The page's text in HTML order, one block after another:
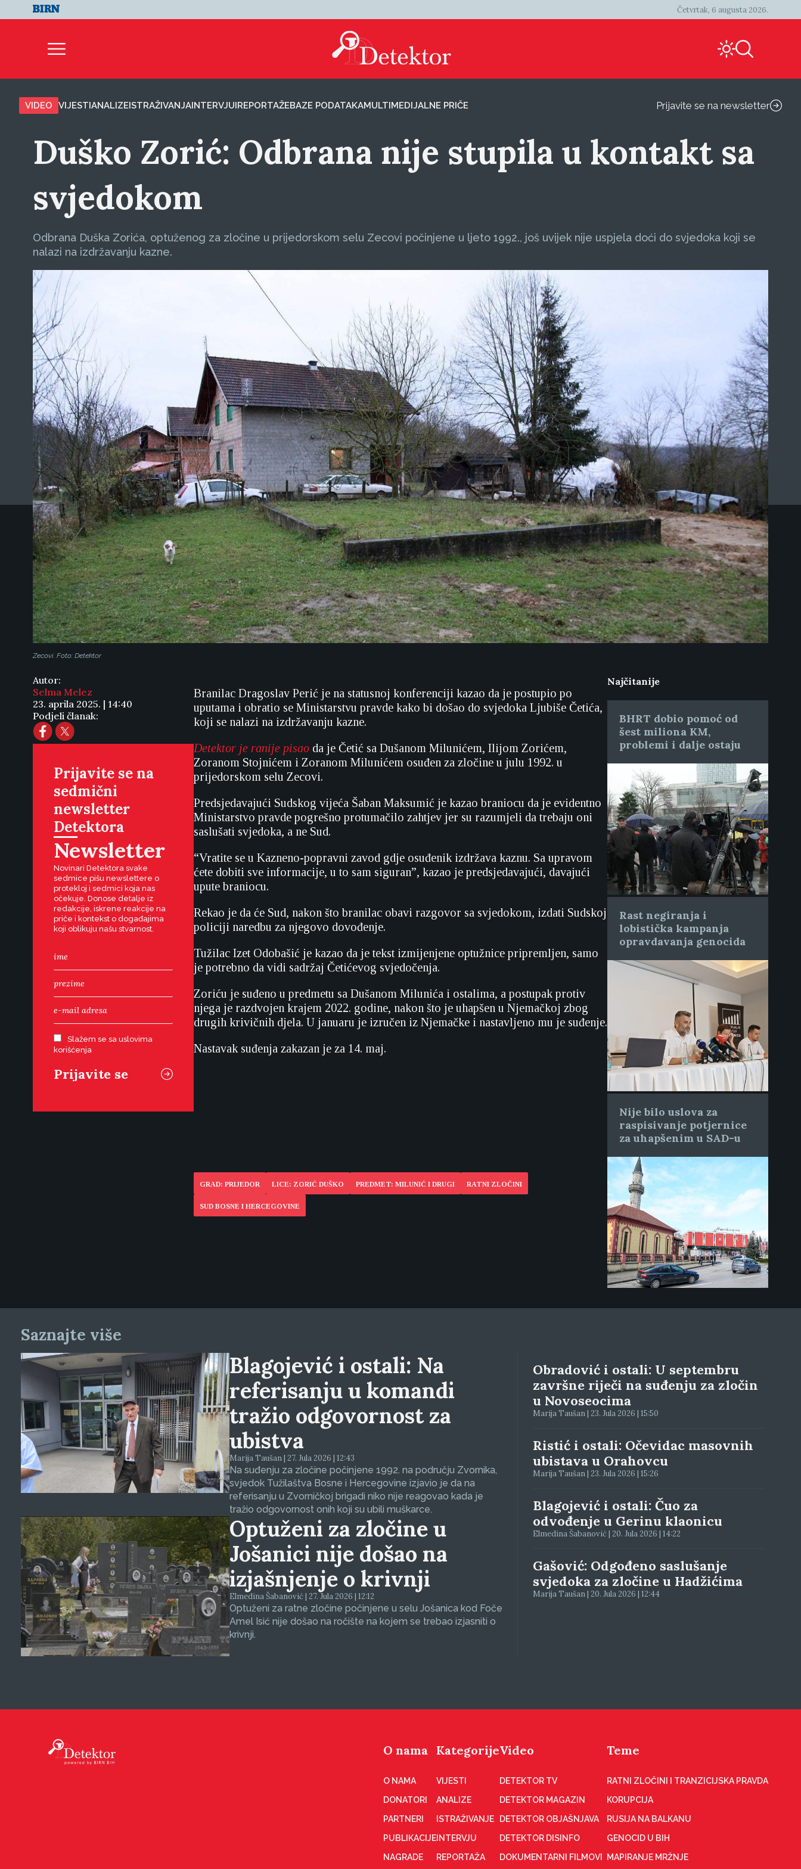
Četvrtak, 6 augusta 2026.
VIDEO VIJESTIANALIZEISTRAŽIVANJAINTERVJUIREPORTAŽEBAZE PODATAKAMULTIMEDIJALNE PRIČE Prijavite se na newsletter
Duško Zorić: Odbrana nije stupila u kontakt sa
svjedokom
Odbrana Duška Zorića, optuženog za zločine u prijedorskom selu Zecovi počinjene u ljeto 1992., još uvijek nije uspjela doći do svjedoka koji se
nalazi na izdržavanju kazne.
Zecovi. Foto: Detektor
Autor:
Selma Melez
23. aprila 2025. | 14:40
Podjeli članak:
Prijavite se na
sedmični
newsletter
Detektora
Newsletter
Novinari Detektora svake
sedmice pišu newslettere o
protekloj i sedmici koja nas
očekuje. Donose detalje iz
redakcije, iskrene reakcije na
priče i kontekst o događajima
koji oblikuju našu stvarnost.
Slažem se sa uslovima
korišćenja
Branilac Dragoslav Perić je na statusnoj konferenciji kazao da je postupio po
uputama i obratio se Ministarstvu pravde kako bi došao do svjedoka Ljubiše Četića,
koji se nalazi na izdržavanju kazne.
Detektor je ranije pisao da je Četić sa Dušanom Milunićem, Ilijom Zorićem,
Zoranom Stojnićem i Zoranom Milunićem osuđen za zločine u julu 1992. u
prijedorskom selu Zecovi.
Predsjedavajući Sudskog vijeća Šaban Maksumić je kazao braniocu da je evidentno
Ministarstvo pravde pogrešno protumačilo zahtjev jer su razumjeli da trebaju oni
saslušati svjedoka, a ne Sud.
“Vratite se u Kazneno-popravni zavod gdje osuđenik izdržava kaznu. Sa upravom
ćete dobiti sve informacije, u to sam siguran”, kazao je predsjedavajući, davajući
upute braniocu.
Rekao je da će Sud, nakon što branilac obavi razgovor sa svjedokom, izdati Sudskoj
policiji naredbu za njegovo dovođenje.
Tužilac Izet Odobašić je kazao da je tekst izmijenjene optužnice pripremljen, samo
je potrebno da vidi sadržaj Četićevog svjedočenja.
Zoriću je suđeno u predmetu sa Dušanom Milunića i ostalima, a postupak protiv
njega je razdvojen krajem 2022. godine, nakon što je uhapšen u Njemačkoj zbog
drugih krivičnih djela. U januaru je izručen iz Njemačke i nastavljeno mu je suđenje.
Nastavak suđenja zakazan je za 14. maj.
GRAD: PRIJEDOR LICE: ZORIĆ DUŠKO PREDMET: MILUNIĆ I DRUGI RATNI ZLOČINI
SUD BOSNE I HERCEGOVINE
Najčitanije
BHRT dobio pomoć od
šest miliona KM,
problemi i dalje ostaju
Rast negiranja i
lobistička kampanja
opravdavanja genocida
Nije bilo uslova za
raspisivanje potjernice
za uhapšenim u SAD-u
Saznajte više
Blagojević i ostali: Na
referisanju u komandi
tražio odgovornost za
ubistva
Marija Taušan | 27. Jula 2026 | 12:43
Na suđenju za zločine počinjene 1992. na području Zvornika,
svjedok Tužilaštva Bosne i Hercegovine izjavio je da na
referisanju u Zvorničkoj brigadi niko nije reagovao kada je
tražio odgovornost onih koji su ubili muškarce.
Optuženi za zločine u
Jošanici nije došao na
izjašnjenje o krivnji
Elmedina Šabanović | 27. Jula 2026 | 12:12
Optuženi za ratne zločine počinjene u selu Jošanica kod Foče
Amel Isić nije došao na ročište na kojem se trebao izjasniti o
krivnji.
Obradović i ostali: U septembru
završne riječi na suđenju za zločin
u Novoseocima
Marija Taušan | 23. Jula 2026 | 15:50
Ristić i ostali: Očevidac masovnih
ubistava u Orahovcu
Marija Taušan | 23. Jula 2026 | 15:26
Blagojević i ostali: Čuo za
odvođenje u Gerinu klaonicu
Elmedina Šabanović | 20. Jula 2026 | 14:22
Gašović: Odgođeno saslušanje
svjedoka za zločine u Hadžićima
Marija Taušan | 20. Jula 2026 | 12:44
O nama
O NAMA
DONATORI
PARTNERI
PUBLIKACIJE
NAGRADE
Kategorije
VIJESTI
ANALIZE
ISTRAŽIVANJE
INTERVJU
REPORTAŽA
Video
DETEKTOR TV
DETEKTOR MAGAZIN
DETEKTOR OBJAŠNJAVA
DETEKTOR DISINFO
DOKUMENTARNI FILMOVI
Teme
RATNI ZLOČINI I TRANZICIJSKA PRAVDA
KORUPCIJA
RUSIJA NA BALKANU
GENOCID U BIH
MAPIRANJE MRŽNJE